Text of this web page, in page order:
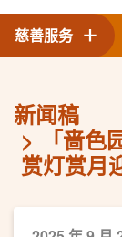
慈善服务
新闻稿
「啬
赏灯赏月